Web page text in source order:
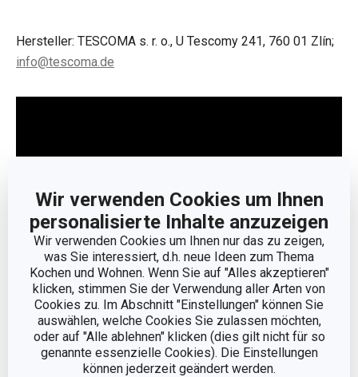
Wir verwenden Cookies um Ihnen
personalisierte Inhalte anzuzeigen
Wir verwenden Cookies um Ihnen nur das zu zeigen,
was Sie interessiert, d.h. neue Ideen zum Thema
Kochen und Wohnen. Wenn Sie auf "Alles akzeptieren"
klicken, stimmen Sie der Verwendung aller Arten von
Cookies zu. Im Abschnitt "Einstellungen" können Sie
auswählen, welche Cookies Sie zulassen möchten,
oder auf "Alle ablehnen" klicken (dies gilt nicht für so
genannte essenzielle Cookies). Die Einstellungen
können jederzeit geändert werden.
Hersteller: TESCOMA s. r. o., U Tescomy 241, 760 01 Zlín;
info@tescoma.de
Weniger anzeigen